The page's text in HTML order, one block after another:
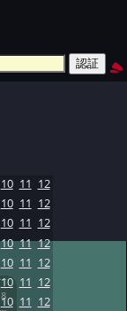
10 11 12
10 11 12
10 11 12
10 11 12
10 11 12
10 11 12
10 11 12